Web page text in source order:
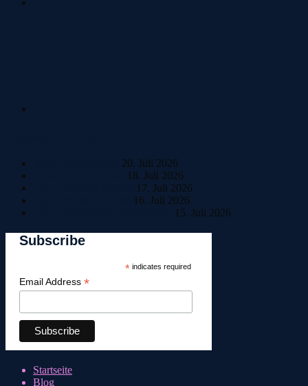
20. Juli 2026
18. Juli 2026
17. Juli 2026
16. Juli 2026
15. Juli 2026
Subscribe
*indicates required
Email Address *
Startseite
Blog